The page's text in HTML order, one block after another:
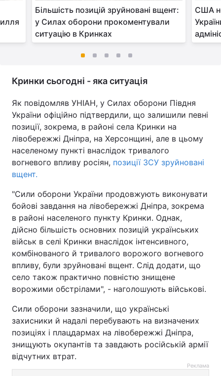
Більшість позицій зруйновані вщент:
у Силах оборони прокоментували
ситуацію в Кринках
США
Кринки сьогодні - яка ситуація
Як повідомляв УНІАН, у Силах оборони Півдня
України офіційно підтвердили, що залишили певні
позиції, зокрема, в районі села Кринки на
лівобережжі Дніпра, на Херсонщині, але в цьому
населеному пункті внаслідок тривалого
вогневого впливу росіян, позиції ЗСУ зруйновані
вщент.
"Сили оборони України продовжують виконувати
бойові завдання на лівобережжі Дніпра, зокрема
в районі населеного пункту Кринки. Однак,
дійсно більшість основних позицій українських
військ в селі Кринки внаслідок інтенсивного,
комбінованого й тривалого ворожого вогневого
впливу, були зруйновані вщент. Слід додати, що
село також практично повністю знищене
ворожими обстрілами", - наголошують військові.
Сили оборони зазначили, що українські
захисники й надалі перебувають на визначених
позиціях і плацдармах на лівобережжі Дніпра,
знищують окупантів та завдають російській армії
відчутних втрат.
Реклама